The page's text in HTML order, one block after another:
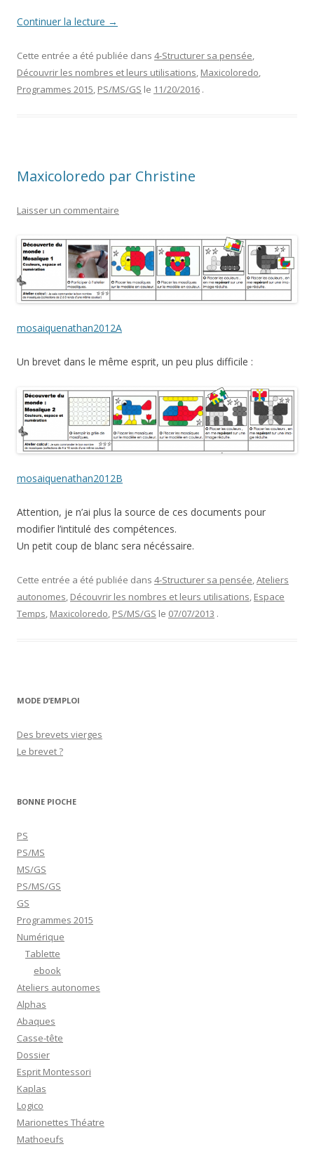
Continuer la lecture →
Cette entrée a été publiée dans 4-Structurer sa pensée,
Découvrir les nombres et leurs utilisations, Maxicoloredo,
Programmes 2015, PS/MS/GS le 11/20/2016 .
Maxicoloredo par Christine
Laisser un commentaire
mosaiquenathan2012A
Un brevet dans le même esprit, un peu plus difficile :
mosaiquenathan2012B
Attention, je n’ai plus la source de ces documents pour
modifier l’intitulé des compétences.
Un petit coup de blanc sera nécéssaire.
Cette entrée a été publiée dans 4-Structurer sa pensée,Ateliers
autonomes, Découvrir les nombres et leurs utilisations, Espace
Temps, Maxicoloredo, PS/MS/GS le 07/07/2013 .
MODE D’EMPLOI
Des brevets vierges
Le brevet ?
BONNE PIOCHE
PS
PS/MS
MS/GS
PS/MS/GS
GS
Programmes 2015
Numérique
Tablette
ebook
Ateliers autonomes
Alphas
Abaques
Casse-tête
Dossier
Esprit Montessori
Kaplas
Logico
Marionettes Théatre
Mathoeufs